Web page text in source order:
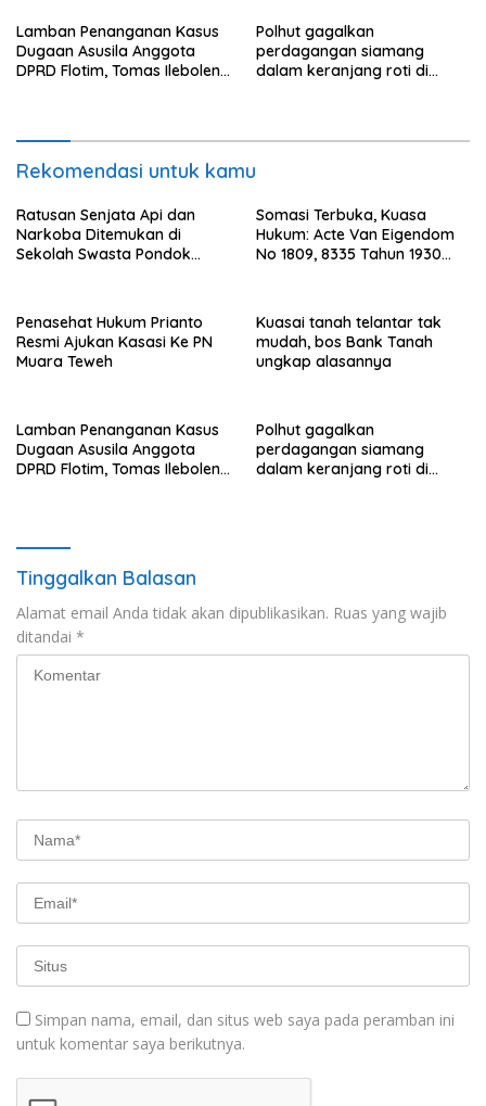
Lamban Penanganan Kasus
Dugaan Asusila Anggota
DPRD Flotim, Tomas Ileboleng
Polhut gagalkan
perdagangan siamang
dalam keranjang roti di
Rekomendasi untuk kamu
Ratusan Senjata Api dan
Narkoba Ditemukan di
Sekolah Swasta Pondok
Somasi Terbuka, Kuasa
Hukum: Acte Van Eigendom
No 1809, 8335 Tahun 1930
Saamah
Penasehat Hukum Prianto
Resmi Ajukan Kasasi Ke PN
Muara Teweh
Kuasai tanah telantar tak
mudah, bos Bank Tanah
ungkap alasannya
Lamban Penanganan Kasus
Dugaan Asusila Anggota
DPRD Flotim, Tomas Ileboleng
Polhut gagalkan
perdagangan siamang
dalam keranjang roti di
Tinggalkan Balasan
Alamat email Anda tidak akan dipublikasikan. Ruas yang wajib
ditandai *
Simpan nama, email, dan situs web saya pada peramban ini
untuk komentar saya berikutnya.